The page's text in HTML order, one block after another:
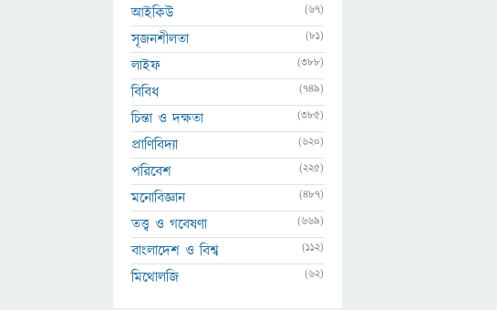
আইকিউ (67)
সৃজনশীলতা (81)
লাইফ (388)
বিবিধ (749)
চিন্তা ও দক্ষতা (385)
প্রাণিবিদ্যা (620)
পরিবেশ (225)
মনোবিজ্ঞান (487)
তত্ত্ব ও গবেষণা (669)
বাংলাদেশ ও বিশ্ব (112)
মিথোলজি (62)